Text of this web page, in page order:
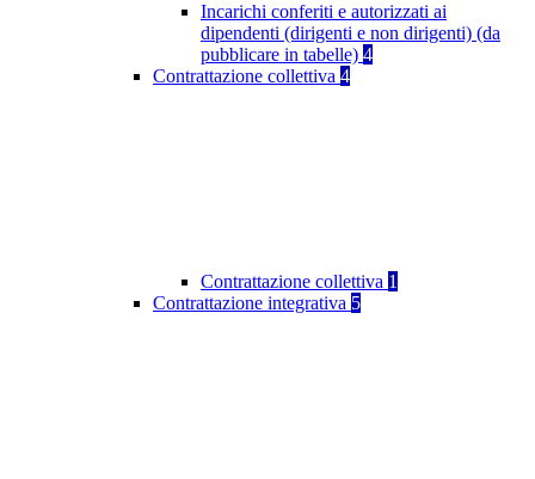
Incarichi conferiti e autorizzati ai
dipendenti (dirigenti e non dirigenti) (da
pubblicare in tabelle) 4
Contrattazione collettiva 4
Contrattazione collettiva 1
Contrattazione integrativa 5